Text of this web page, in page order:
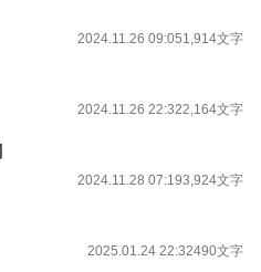
2024.11.26 09:051,914文字
2024.11.26 22:322,164文字
2024.11.28 07:193,924文字
2025.01.24 22:32490文字